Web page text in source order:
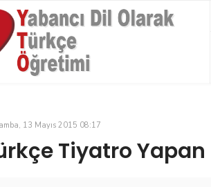
13 Mayıs 2015 08:17
Tiyatro